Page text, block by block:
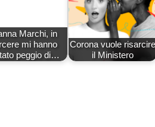
Marchi, in
mi hanno
peggio di…
Corona vuole risarcire
il Ministero